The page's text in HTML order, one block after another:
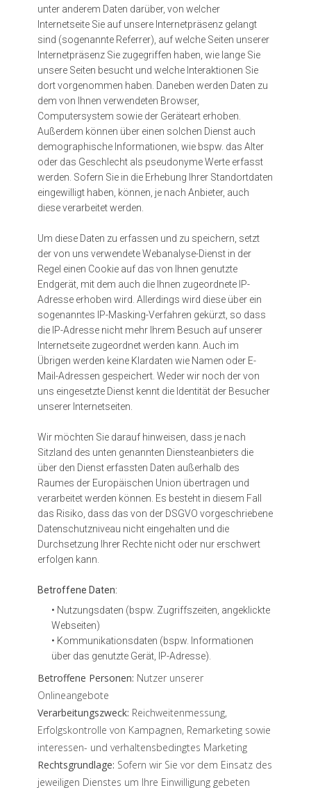
unter anderem Daten darüber, von welcher
Internetseite Sie auf unsere Internetpräsenz gelangt
sind (sogenannte Referrer), auf welche Seiten unserer
Internetpräsenz Sie zugegriffen haben, wie lange Sie
unsere Seiten besucht und welche Interaktionen Sie
dort vorgenommen haben. Daneben werden Daten zu
dem von Ihnen verwendeten Browser,
Computersystem sowie der Geräteart erhoben.
Außerdem können über einen solchen Dienst auch
demographische Informationen, wie bspw. das Alter
oder das Geschlecht als pseudonyme Werte erfasst
werden. Sofern Sie in die Erhebung Ihrer Standortdaten
eingewilligt haben, können, je nach Anbieter, auch
diese verarbeitet werden.
Um diese Daten zu erfassen und zu speichern, setzt
der von uns verwendete Webanalyse-Dienst in der
Regel einen Cookie auf das von Ihnen genutzte
Endgerät, mit dem auch die Ihnen zugeordnete IP-
Adresse erhoben wird. Allerdings wird diese über ein
sogenanntes IP-Masking-Verfahren gekürzt, so dass
die IP-Adresse nicht mehr Ihrem Besuch auf unserer
Internetseite zugeordnet werden kann. Auch im
Übrigen werden keine Klardaten wie Namen oder E-
Mail-Adressen gespeichert. Weder wir noch der von
uns eingesetzte Dienst kennt die Identität der Besucher
unserer Internetseiten.
Wir möchten Sie darauf hinweisen, dass je nach
Sitzland des unten genannten Diensteanbieters die
über den Dienst erfassten Daten außerhalb des
Raumes der Europäischen Union übertragen und
verarbeitet werden können. Es besteht in diesem Fall
das Risiko, dass das von der DSGVO vorgeschriebene
Datenschutzniveau nicht eingehalten und die
Durchsetzung Ihrer Rechte nicht oder nur erschwert
erfolgen kann.
Betroffene Daten:
• ​Nutzungsdaten (bspw. Zugriffszeiten, angeklickte
Webseiten)
• ​Kommunikationsdaten (bspw. Informationen
über das genutzte Gerät, IP-Adresse).
Betroffene Personen: Nutzer unserer
Onlineangebote
Verarbeitungszweck: Reichweitenmessung,
Erfolgskontrolle von Kampagnen, Remarketing sowie
interessen- und verhaltensbedingtes Marketing
Rechtsgrundlage: Sofern wir Sie vor dem Einsatz des
jeweiligen Dienstes um Ihre Einwilligung gebeten